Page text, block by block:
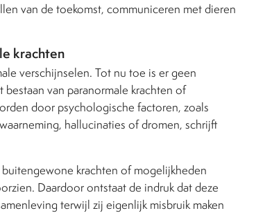
van de toekomst, communiceren met dieren
krachten
verschijnselen. Tot nu toe is er geen
van paranormale krachten of
door psychologische factoren, zoals
hallucinaties of dromen, schrijft
krachten of mogelijkheden
Daardoor ontstaat de indruk dat deze
terwijl zij eigenlijk misbruik maken